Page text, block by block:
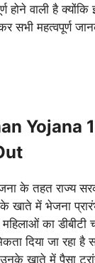
होने वाली है
सभी महत्वपूर्ण
Yojana
के तहत राज्य
के खाते में भेजना
का डीबीटी
दिया जा रहा है
उनके खाते में पैसा